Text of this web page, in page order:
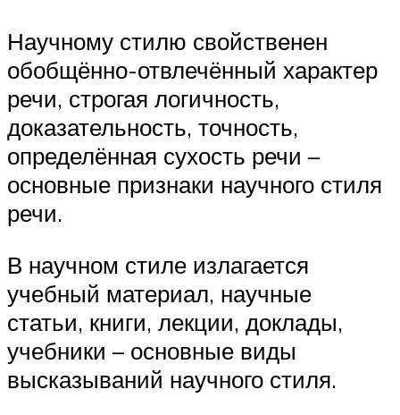
Научному стилю свойственен
обобщённо-отвлечённый характер
речи, строгая логичность,
доказательность, точность,
определённая сухость речи –
основные признаки научного стиля
речи.
В научном стиле излагается
учебный материал, научные
статьи, книги, лекции, доклады,
учебники – основные виды
высказываний научного стиля.